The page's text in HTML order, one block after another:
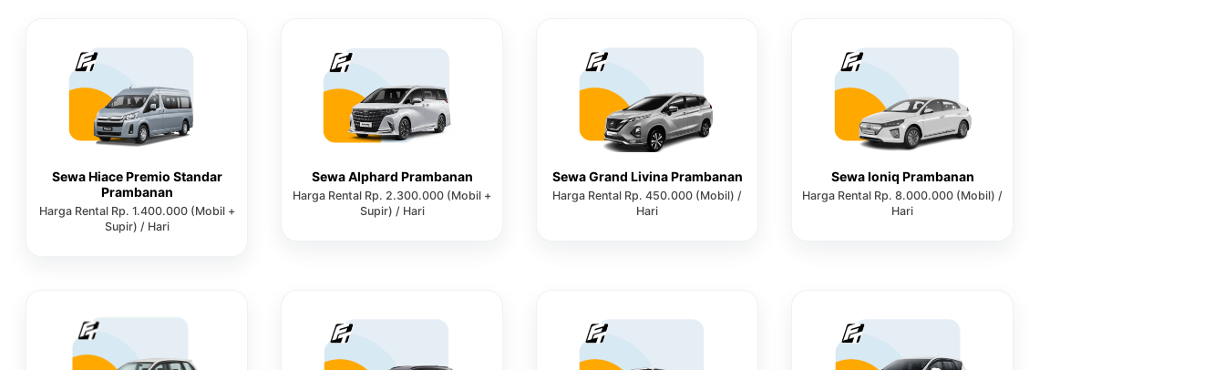
Sewa Hiace Premio Standar
Prambanan
Harga Rental Rp. 1.400.000 (Mobil +
Supir) / Hari
Sewa Alphard Prambanan
Harga Rental Rp. 2.300.000 (Mobil +
Supir) / Hari
Sewa Grand Livina Prambanan
Harga Rental Rp. 450.000 (Mobil) /
Hari
Sewa Ioniq Prambanan
Harga Rental Rp. 8.000.000 (Mobil) /
Hari